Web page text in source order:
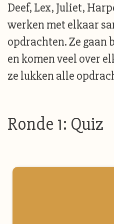
Deef, Lex, Juliet,
werken met elkaar
opdrachten. Ze gaan
en komen veel over
ze lukken alle
Ronde 1: Quiz